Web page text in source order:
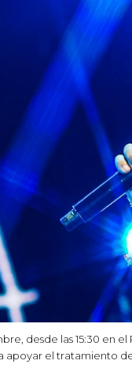
desde las 15:30 en
apoyar el tratamiento